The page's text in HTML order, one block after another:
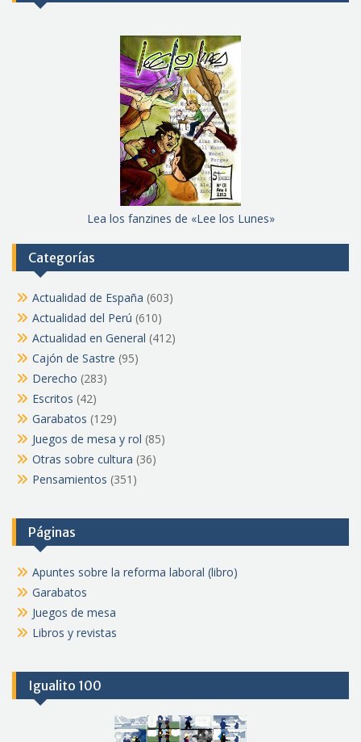
Lea los fanzines de «Lee los Lunes»
Categorías
Actualidad de España (603)
Actualidad del Perú (610)
Actualidad en General (412)
Cajón de Sastre (95)
Derecho (283)
Escritos (42)
Garabatos (129)
Juegos de mesa y rol (85)
Otras sobre cultura (36)
Pensamientos (351)
Páginas
Apuntes sobre la reforma laboral (libro)
Garabatos
Juegos de mesa
Libros y revistas
Igualito 100